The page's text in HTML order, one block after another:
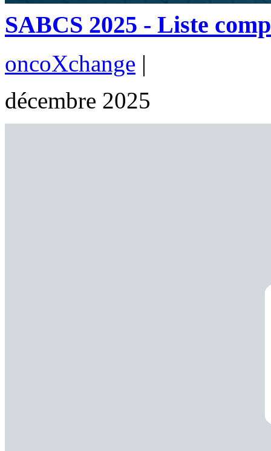
SABCS 2025 - Liste
oncoXchange |
décembre 2025